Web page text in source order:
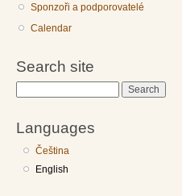
Sponzoři a podporovatelé
Calendar
Search site
Languages
Čeština
English